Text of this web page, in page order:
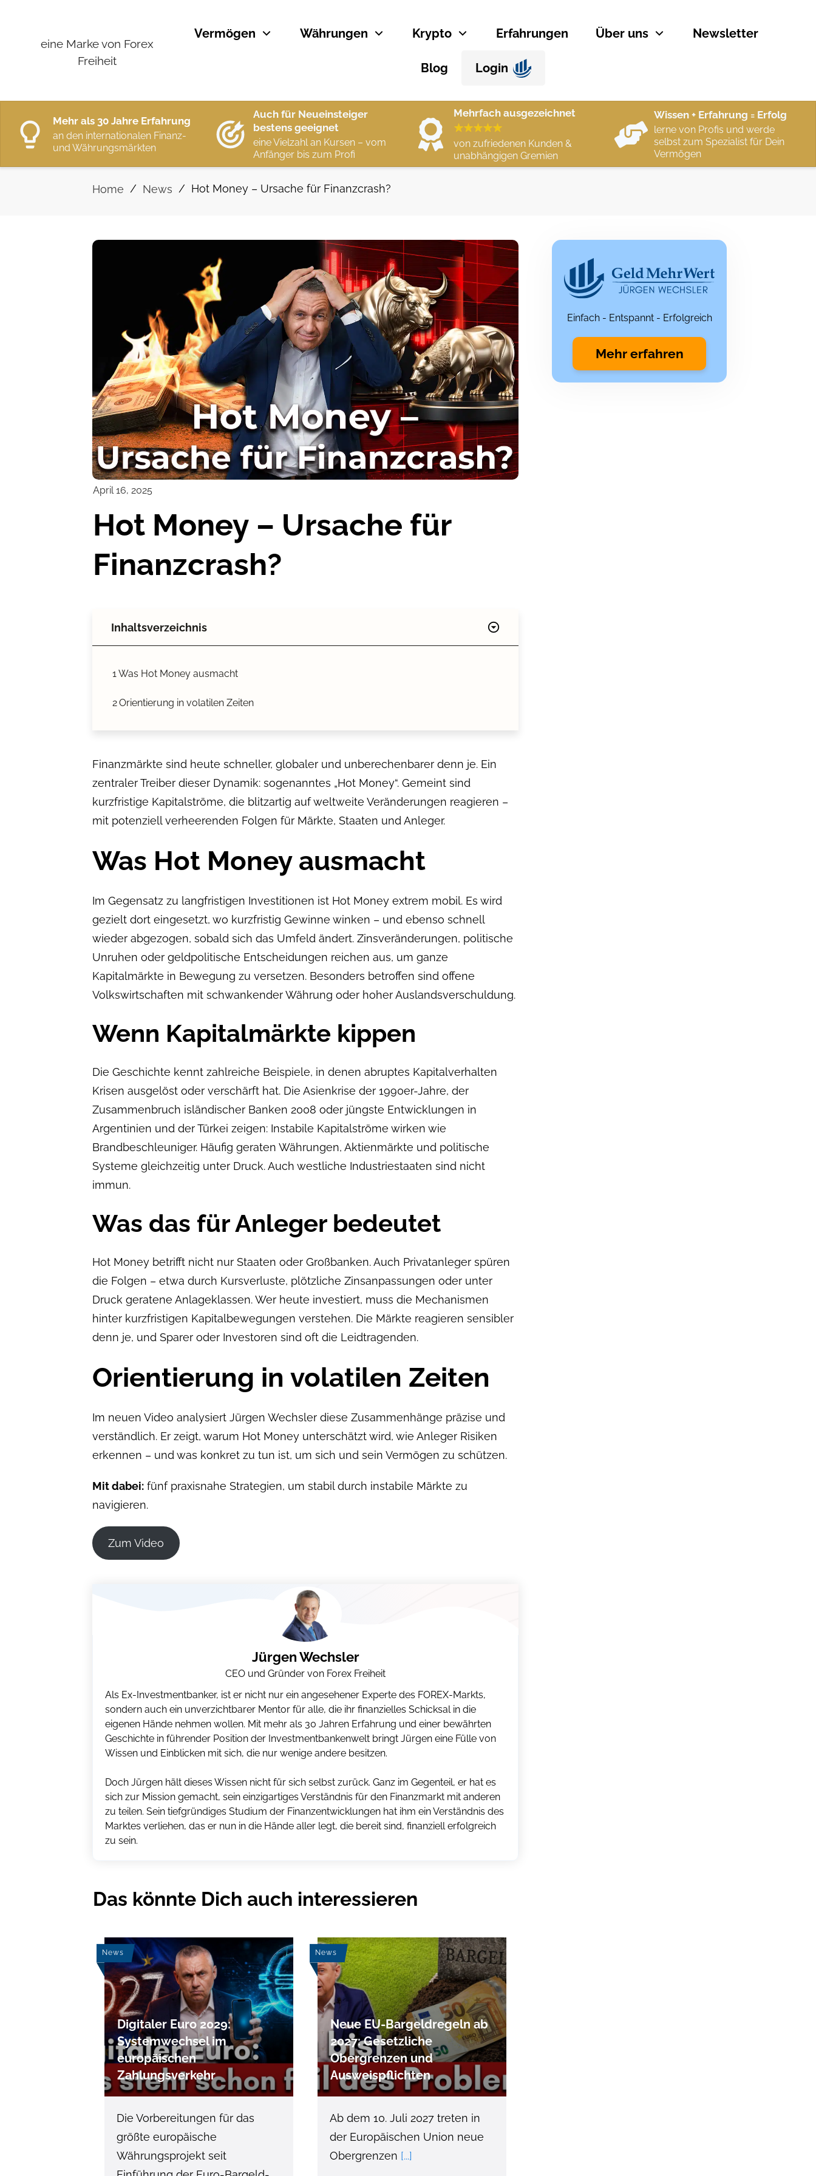
eine Marke von Forex
Freiheit
Vermögen Währungen Krypto Erfahrungen Über uns Newsletter
Blog Login
Mehr als 30 Jahre Erfahrung
an den internationalen Finanz-
und Währungsmärkten
Auch für Neueinsteiger
bestens geeignet
eine Vielzahl an Kursen – vom
Anfänger bis zum Profi
Mehrfach ausgezeichnet
von zufriedenen Kunden &
unabhängigen Gremien
Wissen + Erfahrung = Erfolg
lerne von Profis und werde
selbst zum Spezialist für Dein
Vermögen
Home / News / Hot Money – Ursache für Finanzcrash?
April 16, 2025
Hot Money – Ursache für
Finanzcrash?
Inhaltsverzeichnis
1Was Hot Money ausmacht
2Orientierung in volatilen Zeiten
Finanzmärkte sind heute schneller, globaler und unberechenbarer denn je. Ein
zentraler Treiber dieser Dynamik: sogenanntes „Hot Money“. Gemeint sind
kurzfristige Kapitalströme, die blitzartig auf weltweite Veränderungen reagieren –
mit potenziell verheerenden Folgen für Märkte, Staaten und Anleger.
Was Hot Money ausmacht
Im Gegensatz zu langfristigen Investitionen ist Hot Money extrem mobil. Es wird
gezielt dort eingesetzt, wo kurzfristig Gewinne winken – und ebenso schnell
wieder abgezogen, sobald sich das Umfeld ändert. Zinsveränderungen, politische
Unruhen oder geldpolitische Entscheidungen reichen aus, um ganze
Kapitalmärkte in Bewegung zu versetzen. Besonders betroffen sind offene
Volkswirtschaften mit schwankender Währung oder hoher Auslandsverschuldung.
Wenn Kapitalmärkte kippen
Die Geschichte kennt zahlreiche Beispiele, in denen abruptes Kapitalverhalten
Krisen ausgelöst oder verschärft hat. Die Asienkrise der 1990er-Jahre, der
Zusammenbruch isländischer Banken 2008 oder jüngste Entwicklungen in
Argentinien und der Türkei zeigen: Instabile Kapitalströme wirken wie
Brandbeschleuniger. Häufig geraten Währungen, Aktienmärkte und politische
Systeme gleichzeitig unter Druck. Auch westliche Industriestaaten sind nicht
immun.
Was das für Anleger bedeutet
Hot Money betrifft nicht nur Staaten oder Großbanken. Auch Privatanleger spüren
die Folgen – etwa durch Kursverluste, plötzliche Zinsanpassungen oder unter
Druck geratene Anlageklassen. Wer heute investiert, muss die Mechanismen
hinter kurzfristigen Kapitalbewegungen verstehen. Die Märkte reagieren sensibler
denn je, und Sparer oder Investoren sind oft die Leidtragenden.
Orientierung in volatilen Zeiten
Im neuen Video analysiert Jürgen Wechsler diese Zusammenhänge präzise und
verständlich. Er zeigt, warum Hot Money unterschätzt wird, wie Anleger Risiken
erkennen – und was konkret zu tun ist, um sich und sein Vermögen zu schützen.
Mit dabei: fünf praxisnahe Strategien, um stabil durch instabile Märkte zu
navigieren.
Zum Video
Jürgen Wechsler
CEO und Gründer von Forex Freiheit
Als Ex-Investmentbanker, ist er nicht nur ein angesehener Experte des FOREX-Markts,
sondern auch ein unverzichtbarer Mentor für alle, die ihr finanzielles Schicksal in die
eigenen Hände nehmen wollen. Mit mehr als 30 Jahren Erfahrung und einer bewährten
Geschichte in führender Position der Investmentbankenwelt bringt Jürgen eine Fülle von
Wissen und Einblicken mit sich, die nur wenige andere besitzen.
Doch Jürgen hält dieses Wissen nicht für sich selbst zurück. Ganz im Gegenteil, er hat es
sich zur Mission gemacht, sein einzigartiges Verständnis für den Finanzmarkt mit anderen
zu teilen. Sein tiefgründiges Studium der Finanzentwicklungen hat ihm ein Verständnis des
Marktes verliehen, das er nun in die Hände aller legt, die bereit sind, finanziell erfolgreich
zu sein.
Das könnte Dich auch interessieren
News
Digitaler Euro 2029:
Systemwechsel im
europäischen
Zahlungsverkehr
Die Vorbereitungen für das
größte europäische
Währungsprojekt seit
News
Neue EU-Bargeldregeln ab
2027: Gesetzliche
Obergrenzen und
Ausweispflichten
Ab dem 10. Juli 2027 treten in
der Europäischen Union neue
Obergrenzen [...]
Einfach - Entspannt - Erfolgreich
Mehr erfahren